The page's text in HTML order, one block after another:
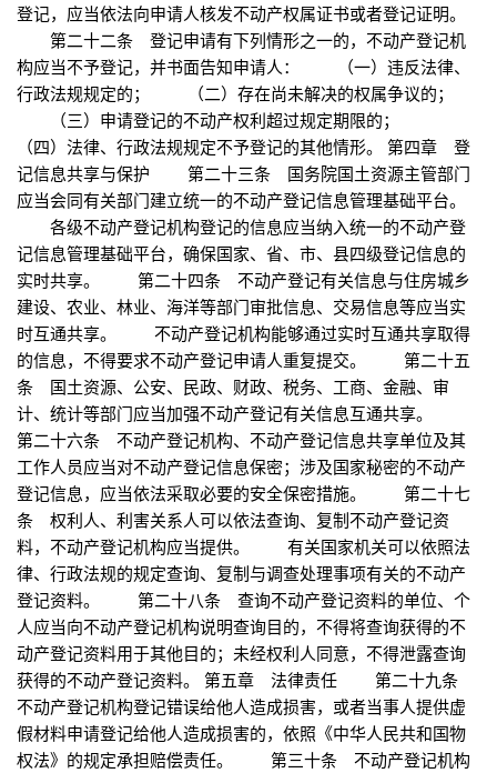
登记，应当依法向申请人核发不动产权属证书或者登记证明。
第二十二条 登记申请有下列情形之一的，不动产登记机
构应当不予登记，并书面告知申请人： （一）违反法律、
行政法规规定的； （二）存在尚未解决的权属争议的；
（三）申请登记的不动产权利超过规定期限的；
（四）法律、行政法规规定不予登记的其他情形。 第四章 登
记信息共享与保护 第二十三条 国务院国土资源主管部门
应当会同有关部门建立统一的不动产登记信息管理基础平台。
各级不动产登记机构登记的信息应当纳入统一的不动产登
记信息管理基础平台，确保国家、省、市、县四级登记信息的
实时共享。 第二十四条 不动产登记有关信息与住房城乡
建设、农业、林业、海洋等部门审批信息、交易信息等应当实
时互通共享。 不动产登记机构能够通过实时互通共享取得
的信息，不得要求不动产登记申请人重复提交。 第二十五
条 国土资源、公安、民政、财政、税务、工商、金融、审
计、统计等部门应当加强不动产登记有关信息互通共享。
第二十六条 不动产登记机构、不动产登记信息共享单位及其
工作人员应当对不动产登记信息保密；涉及国家秘密的不动产
登记信息，应当依法采取必要的安全保密措施。 第二十七
条 权利人、利害关系人可以依法查询、复制不动产登记资
料，不动产登记机构应当提供。 有关国家机关可以依照法
律、行政法规的规定查询、复制与调查处理事项有关的不动产
登记资料。 第二十八条 查询不动产登记资料的单位、个
人应当向不动产登记机构说明查询目的，不得将查询获得的不
动产登记资料用于其他目的；未经权利人同意，不得泄露查询
获得的不动产登记资料。 第五章 法律责任 第二十九条
不动产登记机构登记错误给他人造成损害，或者当事人提供虚
假材料申请登记给他人造成损害的，依照《中华人民共和国物
权法》的规定承担赔偿责任。 第三十条 不动产登记机构